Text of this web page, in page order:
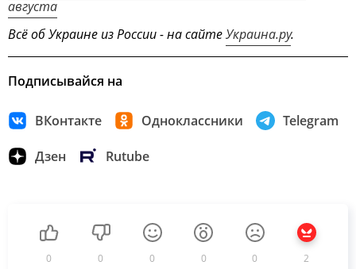
августа
Всё об Украине из России - на сайтеУкраина.ру.
Подписывайся на
ВКонтакте Одноклассники Telegram
Дзен Rutube
0 0 0 0 0 2